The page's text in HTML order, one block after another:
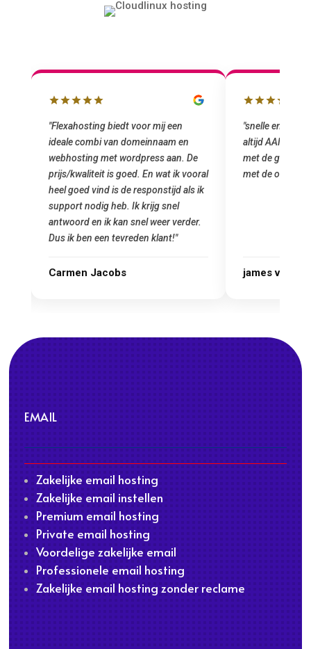
"snelle en vriendelijke service. staat
altijd AAN (: fijne prijzen vergeleken
met de grote jongens en dus nu al blij
met de overstap!"
james van oranje
"Top service. Ik
het installeren
was meteen
gemaakt. Top
Marcel Thijs
EMAIL
Zakelijke email hosting
Zakelijke email instellen
Premium email hosting
Private email hosting
Voordelige zakelijke email
Professionele email hosting
Zakelijke email hosting zonder reclame